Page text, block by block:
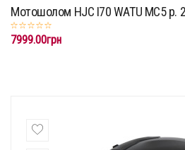
Мотошолом HJC I70 WATU MC5 p.
7999.00грн